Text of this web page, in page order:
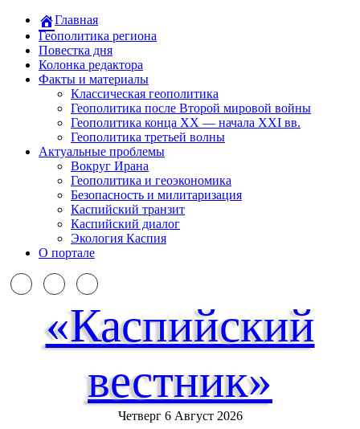
Главная
Геополитика региона
Повестка дня
Колонка редактора
Факты и материалы
Классическая геополитика
Геополитика после Второй мировой войны
Геополитика конца XX — начала XXI вв.
Геополитика третьей волны
Актуальные проблемы
Вокруг Ирана
Геополитика и геоэкономика
Безопасность и милитаризация
Каспийский транзит
Каспийский диалог
Экология Каспия
О портале
«Каспийский
вестник»
Четверг 6 Август 2026